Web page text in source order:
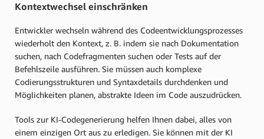
Kontextwechsel einschränken
Entwickler wechseln während des Codeentwicklungsprozesses
wiederholt den Kontext, z. B. indem sie nach Dokumentation
suchen, nach Codefragmenten suchen oder Tests auf der
Befehlszeile ausführen. Sie müssen auch komplexe
Codierungsstrukturen und Syntaxdetails durchdenken und
Möglichkeiten planen, abstrakte Ideen im Code auszudrücken.
Tools zur KI-Codegenerierung helfen Ihnen dabei, alles von
einem einzigen Ort aus zu erledigen. Sie können mit der KI